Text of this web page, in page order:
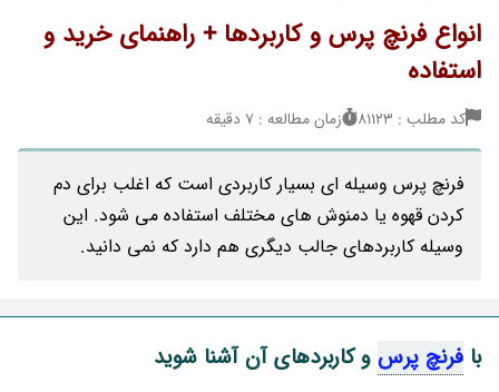
انواع فرنچ پرس و کاربردها + راهنمای خرید و
استفاده
کد مطلب : 81123 زمان مطالعه : 7 دقیقه
فرنچ پرس وسیله ای بسیار کاربردی است که اغلب برای دم
کردن قهوه یا دمنوش های مختلف استفاده می شود. این
وسیله کاربردهای جالب دیگری هم دارد که نمی دانید.
با فرنچ پرس و کاربردهای آن آشنا شوید